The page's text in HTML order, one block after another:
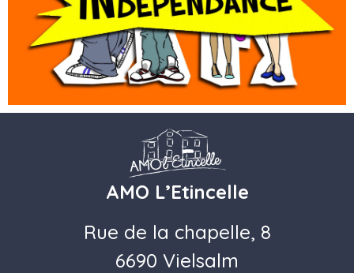
AMO L’Etincelle
Rue de la chapelle, 8
6690 Vielsalm